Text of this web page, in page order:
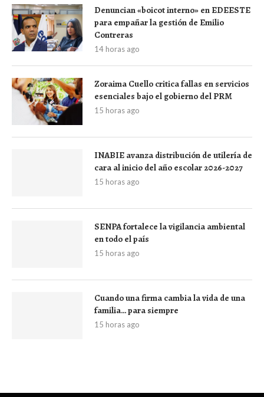
Denuncian «boicot interno» en EDEESTE
para empañar la gestión de Emilio
Contreras
14 horas ago
Zoraima Cuello critica fallas en servicios
esenciales bajo el gobierno del PRM
15 horas ago
INABIE avanza distribución de utilería de
cara al inicio del año escolar 2026-2027
15 horas ago
SENPA fortalece la vigilancia ambiental
en todo el país
15 horas ago
Cuando una firma cambia la vida de una
familia… para siempre
15 horas ago